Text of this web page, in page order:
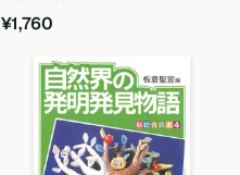
古い商品順
新着順
¥1,760